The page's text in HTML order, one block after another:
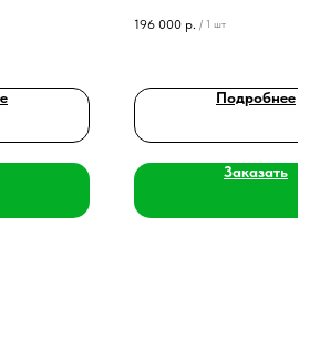
и
человек. Эффективная очистка
196 000 р. / 1 шт
Подробнее
Заказать